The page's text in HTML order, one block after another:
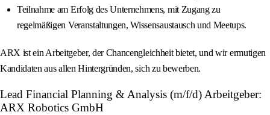
Teilnahme am Erfolg des Unternehmens, mit Zugang zu
regelmäßigen Veranstaltungen, Wissensaustausch und Meetups.
ARX ist ein Arbeitgeber, der Chancengleichheit bietet, und wir ermutigen
Kandidaten aus allen Hintergründen, sich zu bewerben.
Lead Financial Planning & Analysis (m/f/d) Arbeitgeber:
ARX Robotics GmbH